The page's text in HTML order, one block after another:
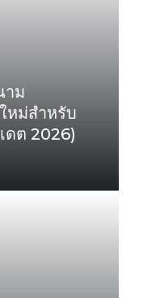
าม
หม่สำหรับ
ดต 2026)